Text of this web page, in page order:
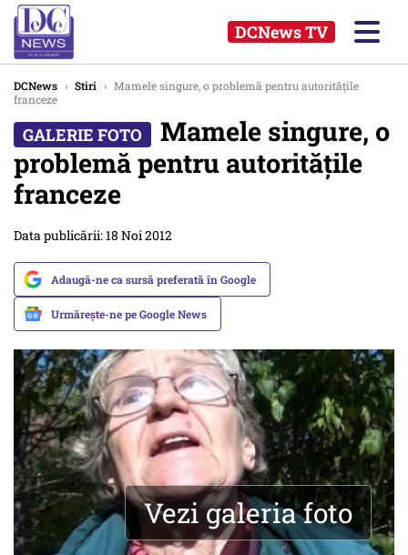
DCNews TV
DCNews › Stiri › Mamele singure, o problemă pentru autoritățile
franceze
Mamele singure, o
problemă pentru autoritățile
franceze
Data publicării: 18 Noi 2012
Adaugă-ne ca sursă preferată în Google
Urmărește-ne pe Google News
Vezi galeria foto